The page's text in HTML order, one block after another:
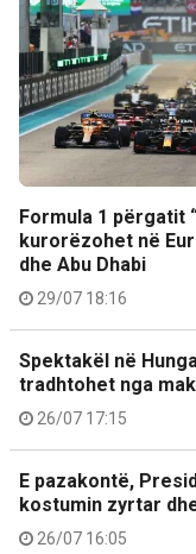
Formula 1 përgatit
kurorëzohet në
dhe Abu Dhabi
29/07 18:16
Spektakël në
tradhtohet nga
26/07 17:15
E pazakontë,
kostumin zyrtar
26/07 16:05